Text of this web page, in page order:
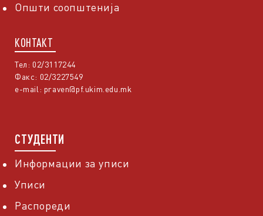
Општи соопштенија
КОНТАКТ
Тел: 02/3117244
Факс: 02/3227549
e-mail: praven@pf.ukim.edu.mk
СТУДЕНТИ
Информации за уписи
Уписи
Распореди